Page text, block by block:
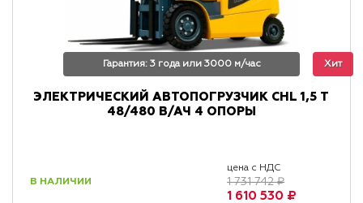
Хит
Гарантия: 3 года или 3000 м/час
ЭЛЕКТРИЧЕСКИЙ АВТОПОГРУЗЧИК CHL 1,5 Т
48/480 В/АЧ 4 ОПОРЫ
В НАЛИЧИИ
цена с НДС
1 731 742 ₽
1 610 530 ₽